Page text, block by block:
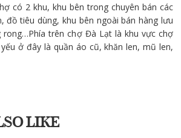
có 2 khu, khu bên trong chuyên bán các
đồ tiêu dùng, khu bên ngoài bán hàng lưu
rong…Phía trên chợ Đà Lạt là khu vực chợ
ở đây là quần áo cũ, khăn len, mũ len,
LIKE